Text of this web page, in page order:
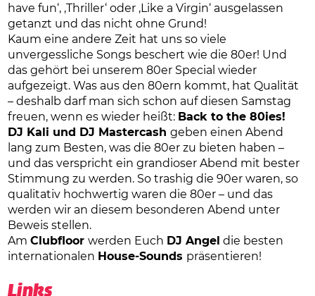
have fun‘, ‚Thriller‘ oder ‚Like a Virgin‘ ausgelassen
getanzt und das nicht ohne Grund!
Kaum eine andere Zeit hat uns so viele
unvergessliche Songs beschert wie die 80er! Und
das gehört bei unserem 80er Special wieder
aufgezeigt. Was aus den 80ern kommt, hat Qualität
– deshalb darf man sich schon auf diesen Samstag
freuen, wenn es wieder heißt: Back to the 80ies!
DJ Kali und DJ Mastercashgeben einen Abend
lang zum Besten, was die 80er zu bieten haben –
und das verspricht ein grandioser Abend mit bester
Stimmung zu werden. So trashig die 90er waren, so
qualitativ hochwertig waren die 80er – und das
werden wir an diesem besonderen Abend unter
Beweis stellen.
AmClubfloorwerden Euch DJ Angel die besten
internationalen House-Sounds präsentieren!
Links